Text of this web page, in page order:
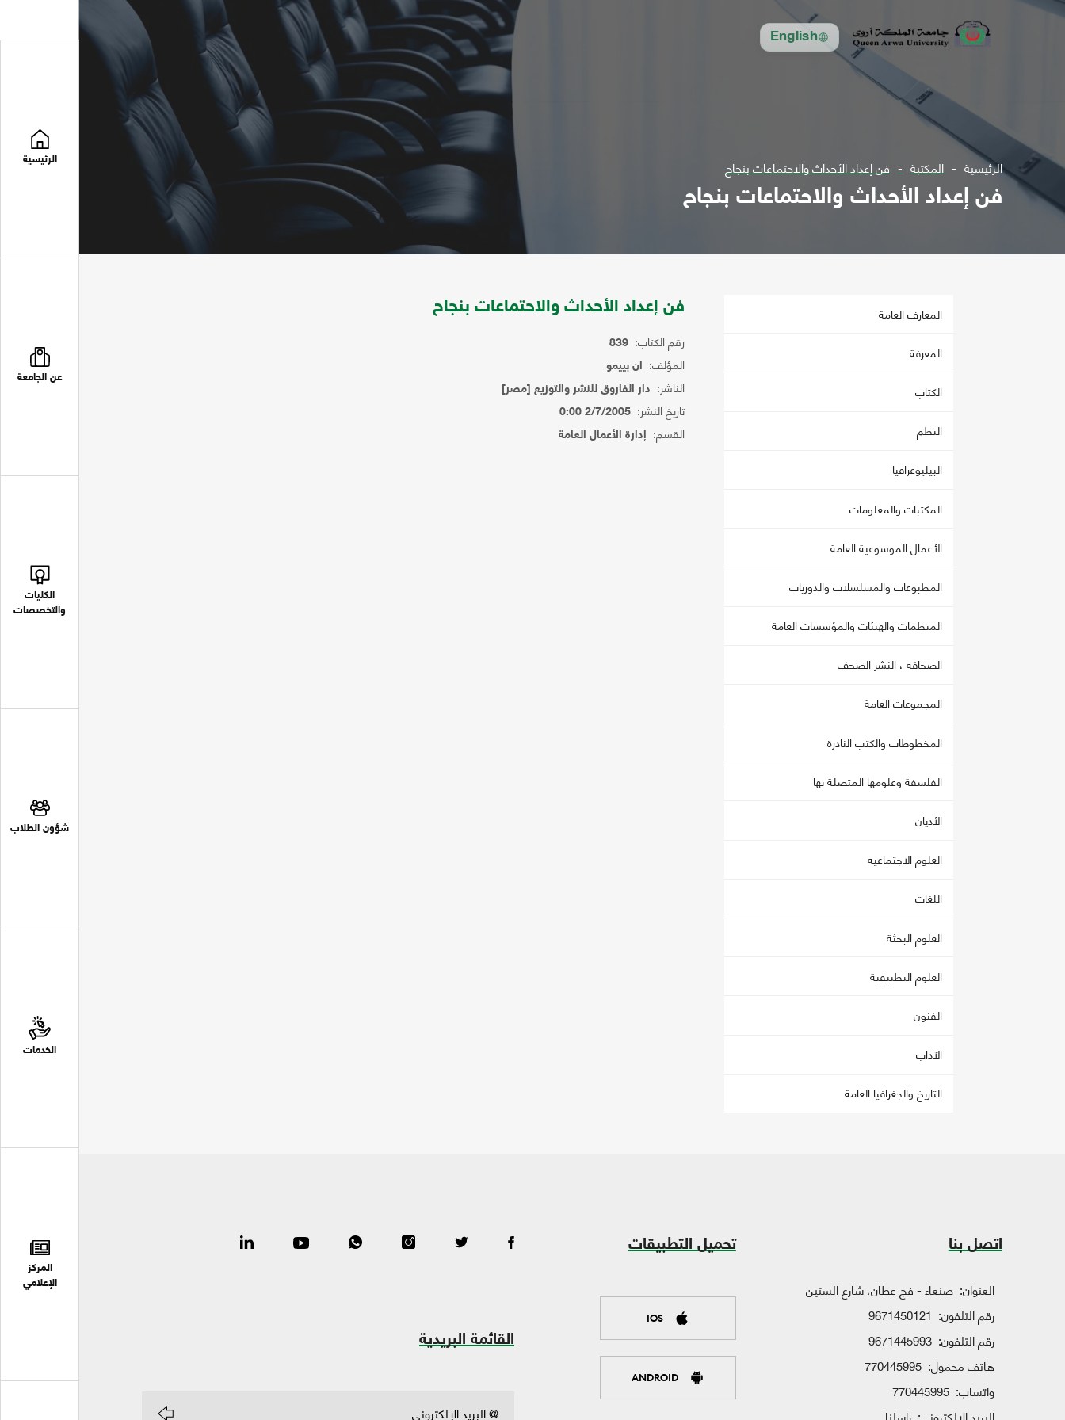
English
الرئيسية
عن الجامعة
الكليات
والتخصصات
شؤون الطلاب
الخدمات
المركز
الإعلامي
الرئيسية المكتبة فن إعداد الأحداث والاحتماعات بنجاح
فن إعداد الأحداث والاحتماعات بنجاح
المعارف العامة
المعرفة
الكتاب
النظم
البيليوغرافيا
المكتبات والمعلومات
الأعمال الموسوعية العامة
المطبوعات والمسلسلات والدوريات
المنظمات والهيئات والمؤسسات العامة
الصحافة ، النشر الصحف
المجموعات العامة
المخطوطات والكتب النادرة
الفلسفة وعلومها المتصلة بها
الأديان
العلوم الاجتماعية
اللغات
العلوم البحثة
العلوم التطبيقية
الفنون
الآداب
التاريخ والجغرافيا العامة
فن إعداد الأحداث والاحتماعات بنجاح
رقم الكتاب: 839
المؤلف: ان بييمو
الناشر: دار الفاروق للنشر والتوزيع [مصر]
تاريخ النشر: 2/7/2005 0:00
القسم: إدارة الأعمال العامة
اتصل بنا
العنوان: صنعاء - فج عطان، شارع الستين
رقم التلفون: 9671450121
رقم التلفون: 9671445993
هاتف محمول: 770445995
واتساب: 770445995
تحميل التطبيقات
IOS
ANDROID
القائمة البريدية